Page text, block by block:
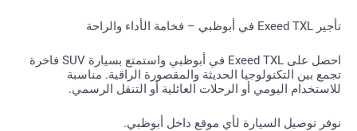
تأجير Exeed TXL في أبوظبي – فخامة الأداء والراحة
احصل على Exeed TXL في أبوظبي واستمتع بسيارة SUV فاخرة
تجمع بين التكنولوجيا الحديثة والمقصورة الراقية. مناسبة
للاستخدام اليومي أو الرحلات العائلية أو التنقل الرسمي.
نوفر توصيل السيارة لأي موقع داخل أبوظبي.